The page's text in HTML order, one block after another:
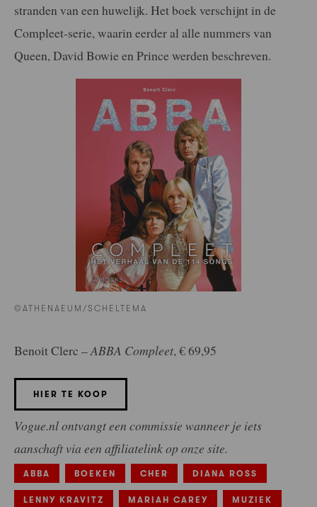
stranden van een huwelijk. Het boek verschijnt in de
Compleet-serie, waarin eerder al alle nummers van
Queen, David Bowie en Prince werden beschreven.
©ATHENAEUM/SCHELTEMA
Benoit Clerc –ABBA Compleet, € 69,95
HIER TE KOOP
Vogue.nl ontvangt een commissie wanneer je iets
aanschaft via een affiliatelink op onze site.
ABBA BOEKEN CHER DIANA ROSS
LENNY KRAVITZ MARIAH CAREY MUZIEK